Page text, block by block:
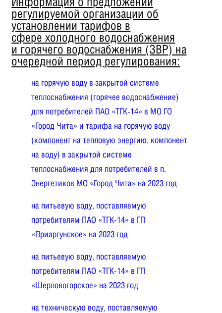
регулируемой организации об
установлении тарифов в
сфере холодного водоснабжения
и горячего водоснабжения (ЗВР) на
очередной период регулирования:
на горячую воду в закрытой системе
теплоснабжения (горячее водоснабжение)
для потребителей ПАО «ТГК-14» в МО ГО
«Город Чита» и тарифа на горячую воду
(компонент на тепловую энергию, компонент
на воду) в закрытой системе
теплоснабжения для потребителей в п.
Энергетиков МО «Город Чита» на 2023 год
на питьевую воду, поставляемую
потребителям ПАО «ТГК-14» в ГП
«Приаргунское» на 2023 год
на питьевую воду, поставляемую
потребителям ПАО «ТГК-14» в ГП
«Шерловогорское» на 2023 год
на техническую воду, поставляемую